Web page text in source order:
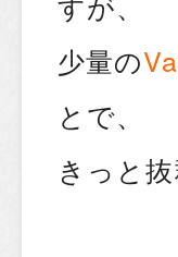
少量の
とで、
きっと